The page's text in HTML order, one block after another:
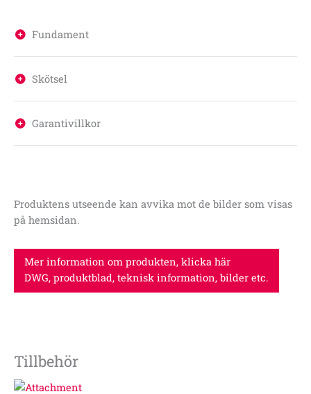
Fundament
Skötsel
Garantivillkor
Produktens utseende kan avvika mot de bilder som visas
på hemsidan.
Mer information om produkten, klicka här
DWG, produktblad, teknisk information, bilder etc.
Tillbehör
Prisintervall: